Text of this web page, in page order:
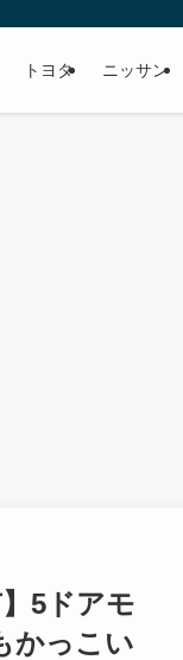
実際に乗り出し価格
トヨタ ニッサン
5ドアモ
かっこい